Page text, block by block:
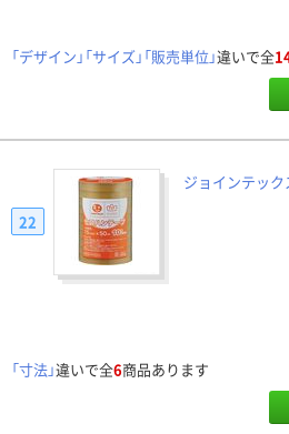
「デザイン」「サイズ」「販売単位」違いで全
ジョインテッ
22
「寸法」違いで全6商品あります